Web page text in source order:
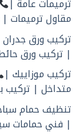
ترميمات عامة |
مقاول ترميمات
تركيب ورق
| تركيب ورق
تركيب موزاييك |
متداخل | تركيب
تنظيف حمام
| فني حمامات